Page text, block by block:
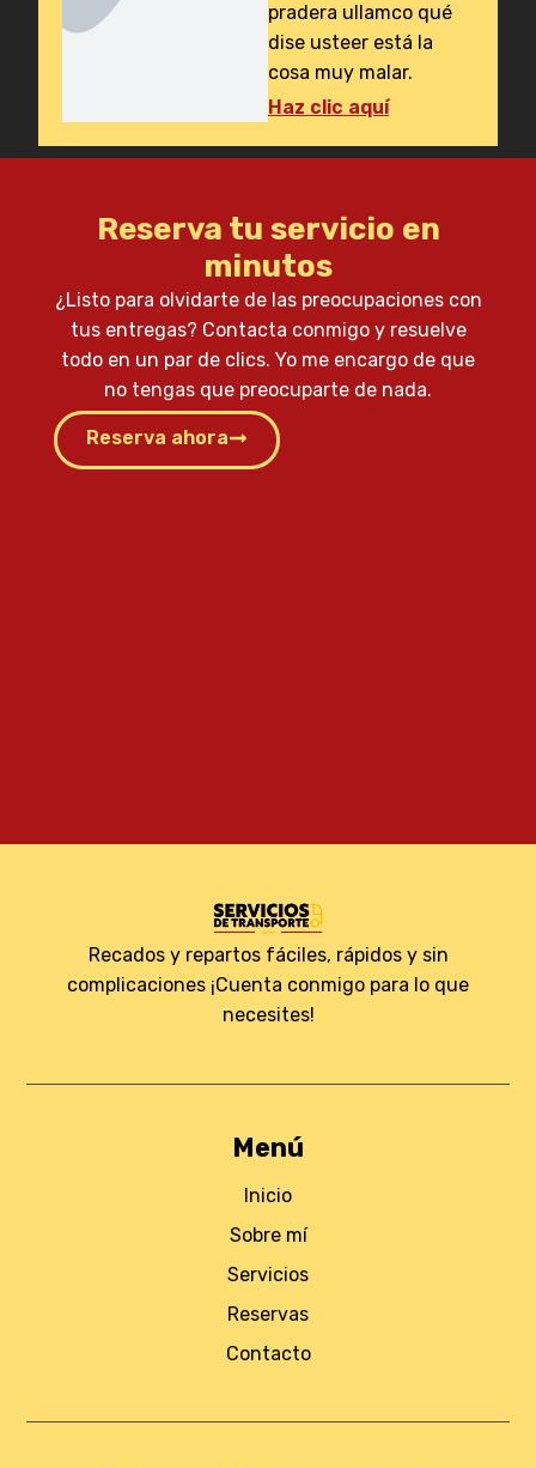
pradera ullamco qué
dise usteer está la
cosa muy malar.
Haz clic aquí
Reserva tu servicio en
minutos
¿Listo para olvidarte de las preocupaciones con
tus entregas? Contacta conmigo y resuelve
todo en un par de clics. Yo me encargo de que
no tengas que preocuparte de nada.
Reserva ahora
Recados y repartos fáciles, rápidos y sin
complicaciones ¡Cuenta conmigo para lo que
necesites!
Menú
Inicio
Sobre mí
Servicios
Reservas
Contacto